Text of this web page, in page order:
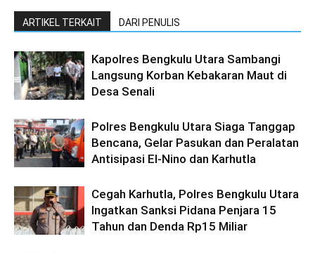
ARTIKEL TERKAIT DARI PENULIS
Kapolres Bengkulu Utara Sambangi
Langsung Korban Kebakaran Maut di
Desa Senali
Polres Bengkulu Utara Siaga Tanggap
Bencana, Gelar Pasukan dan Peralatan
Antisipasi El-Nino dan Karhutla
Cegah Karhutla, Polres Bengkulu Utara
Ingatkan Sanksi Pidana Penjara 15
Tahun dan Denda Rp15 Miliar